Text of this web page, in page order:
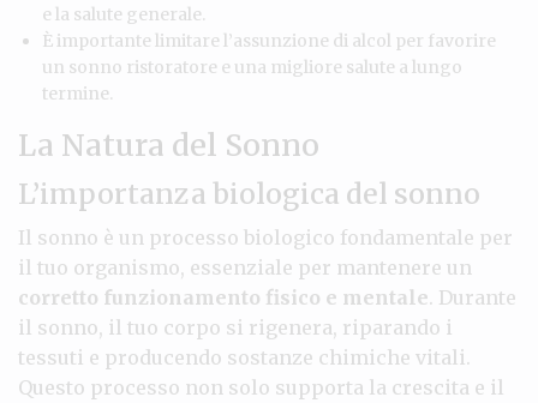
e la salute generale.
È importante limitare l’assunzione di alcol per favorire
un sonno ristoratore e una migliore salute a lungo
termine.
La Natura del Sonno
L’importanza biologica del sonno
Il sonno è un processo biologico fondamentale per
il tuo organismo, essenziale per mantenere un
corretto funzionamento fisico e mentale. Durante
il sonno, il tuo corpo si rigenera, riparando i
tessuti e producendo sostanze chimiche vitali.
Questo processo non solo supporta la crescita e il